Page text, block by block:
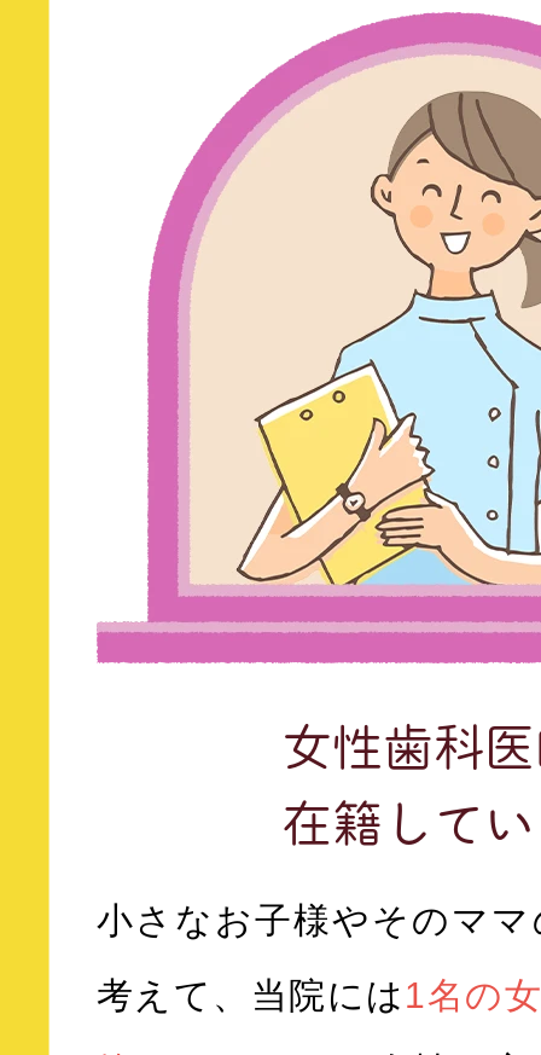
女性歯科
在籍して
小さなお子様やそのマ
考えて、当院には 1名の